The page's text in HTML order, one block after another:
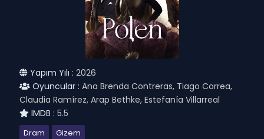
Yapım Yılı : 2026
Oyuncular : Ana Brenda Contreras, Tiago Correa,
Claudia Ramírez, Arap Bethke, Estefanía Villarreal
IMDB : 5.5
Dram Gizem